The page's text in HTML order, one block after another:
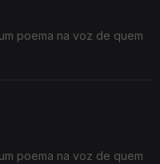
poema na voz de quem
poema na voz de quem